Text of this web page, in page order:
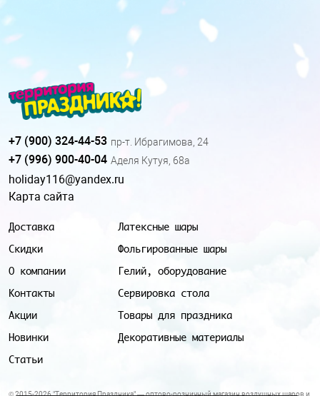
Доставка
Скидки
О компании
Контакты
Акции
Новинки
Статьи
Латексные шары
Фольгированные шары
Гелий, оборудование
Сервировка стола
Товары для праздника
Декоративные материалы
+7 (900) 324-44-53 пр-т. Ибрагимова, 24
+7 (996) 900-40-04 Аделя Кутуя, 68а
holiday116@yandex.ru
Карта сайта
© 2015-2026 "Территория Праздника" — оптово-розничный магазин воздушных шаров и